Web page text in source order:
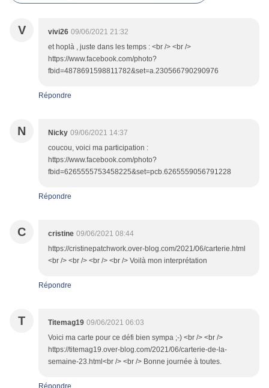
V vivi26 09/06/2021 21:32
et hoplà , juste dans les temps : <br /> <br />
https://www.facebook.com/photo?
fbid=4878691598811782&set=a.230566790290976
Répondre
N Nicky 09/06/2021 14:37
coucou, voici ma participation :
https://www.facebook.com/photo?
fbid=6265555753458225&set=pcb.6265559056791228
Répondre
C cristine 09/06/2021 08:44
https://cristinepatchwork.over-blog.com/2021/06/carterie.html
<br /> <br /> <br /> <br /> Voilà mon interprétation
Répondre
T Titemag19 09/06/2021 06:03
Voici ma carte pour ce défi bien sympa ;-) <br /> <br />
https://titemag19.over-blog.com/2021/06/carterie-de-la-
semaine-23.html<br /> <br /> Bonne journée à toutes.
Répondre